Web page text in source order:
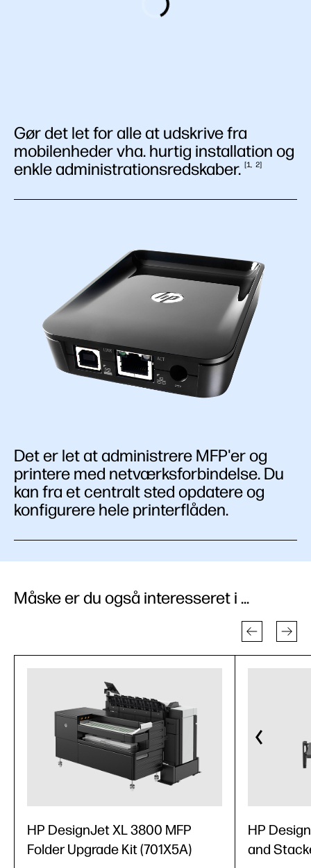
Gør det let for alle at udskrive fra
mobilenheder vha. hurtig installation og
enkleadministrationsredskaber. 1 2
Det er let at administrere MFP'er og
printere med netværksforbindelse. Du
kan fra et centralt sted opdatere og
konfigurere hele printerflåden.
Måske er du også interesseret i ...
HP DesignJet XL 3800 MFP
Folder Upgrade Kit (701X5A)
HP
and